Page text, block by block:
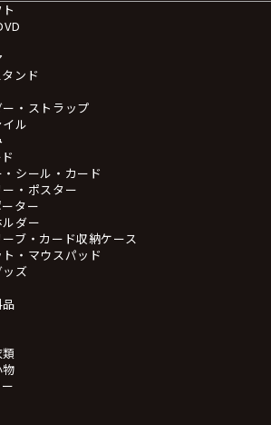
ンド
・ストラップ
ル
シール・カード
・ポスター
ター
ダー
ブ・カード収納ケース
・マウスパッド
ズ